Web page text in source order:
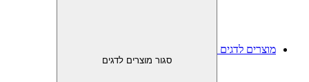
מוצרים לדגים
סגור מוצרים לדגים